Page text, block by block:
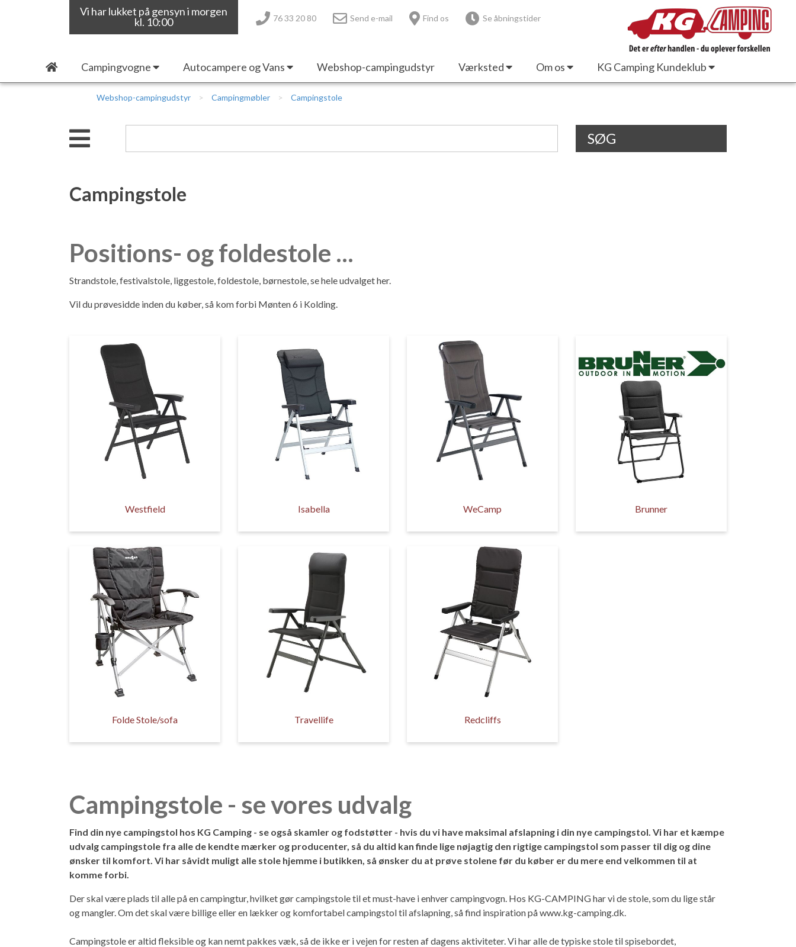
Vi har lukket på gensyn i morgen
kl. 10:00
76 33 20 80 Send e-mail Find os Se åbningstider
Campingvogne Autocampere og Vans Webshop-campingudstyr Værksted Om os KG Camping Kundeklub
Webshop-campingudstyr Campingmøbler Campingstole
SØG
Campingstole
Positions- og foldestole ...
Strandstole, festivalstole, liggestole, foldestole, børnestole, se hele udvalget her.
Vil du prøvesidde inden du køber, så kom forbi Mønten 6 i Kolding.
Westfield Isabella WeCamp Brunner
Folde Stole/sofa Travellife Redcliffs
Campingstole - se vores udvalg
Find din nye campingstol hos KG Camping - se også skamler og fodstøtter - hvis du vi have maksimal afslapning i din nye campingstol. Vi har et kæmpe
udvalg campingstole fra alle de kendte mærker og producenter, så du altid kan finde lige nøjagtig den rigtige campingstol som passer til dig og dine
ønsker til komfort. Vi har såvidt muligt alle stole hjemme i butikken, så ønsker du at prøve stolene før du køber er du mere end velkommen til at
komme forbi.
Der skal være plads til alle på en campingtur, hvilket gør campingstole til et must-have i enhver campingvogn. Hos KG-CAMPING har vi de stole, som du lige står
og mangler. Om det skal være billige eller en lækker og komfortabel campingstol til afslapning, så find inspiration på www.kg-camping.dk.
Campingstole er altid fleksible og kan nemt pakkes væk, så de ikke er i vejen for resten af dagens aktiviteter. Vi har alle de typiske stole til spisebordet,